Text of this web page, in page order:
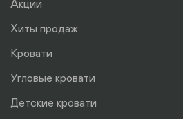
Акции
Хиты продаж
Кровати
Угловые кровати
Детские кровати